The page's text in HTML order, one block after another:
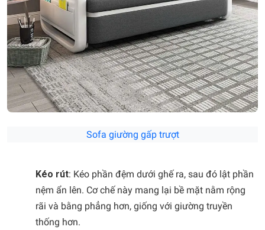
Sofa giường gấp trượt
Kéo rút: Kéo phần đệm dưới ghế ra, sau đó lật phần
nệm ẩn lên. Cơ chế này mang lại bề mặt nằm rộng
rãi và bằng phẳng hơn, giống với giường truyền
thống hơn.